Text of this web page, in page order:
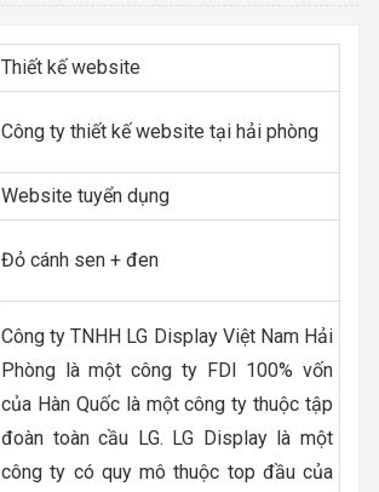
Thiết kế website
Công ty thiết kế website tại hải phòng
Website tuyển dụng
Đỏ cánh sen + đen
Công ty TNHH LG Display Việt Nam Hải
Phòng là một công ty FDI 100% vốn
của Hàn Quốc là một công ty thuộc tập
đoàn toàn cầu LG. LG Display là một
công ty có quy mô thuộc top đầu của